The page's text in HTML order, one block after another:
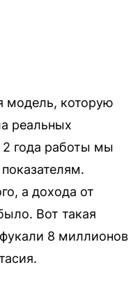
модель, которую
реальных
2 года работы мы
а дохода от
Вот такая
8 миллионов